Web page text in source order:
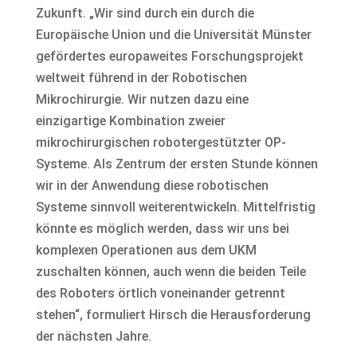
Zukunft. „Wir sind durch ein durch die
Europäische Union und die Universität Münster
gefördertes europaweites Forschungsprojekt
weltweit führend in der Robotischen
Mikrochirurgie. Wir nutzen dazu eine
einzigartige Kombination zweier
mikrochirurgischen robotergestützter OP-
Systeme. Als Zentrum der ersten Stunde können
wir in der Anwendung diese robotischen
Systeme sinnvoll weiterentwickeln. Mittelfristig
könnte es möglich werden, dass wir uns bei
komplexen Operationen aus dem UKM
zuschalten können, auch wenn die beiden Teile
des Roboters örtlich voneinander getrennt
stehen“, formuliert Hirsch die Herausforderung
der nächsten Jahre.